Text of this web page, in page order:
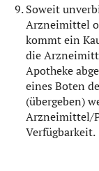
Soweit
Arzneimittel
kommt ein
die
Apotheke
eines Boten
(übergeben)
Arzneimittel/
Verfügbarkeit.